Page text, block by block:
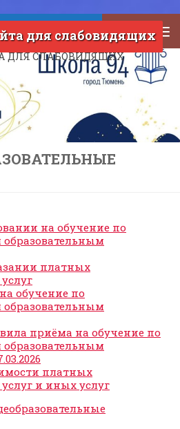
МАОУ СОШ №94 города Тюмени
ДЛЯ СЛАБОВИДЯЩИХ
для слабовидящих
на обучение по
платных
обучение по
приёма на обучение по
платных
и иных услуг